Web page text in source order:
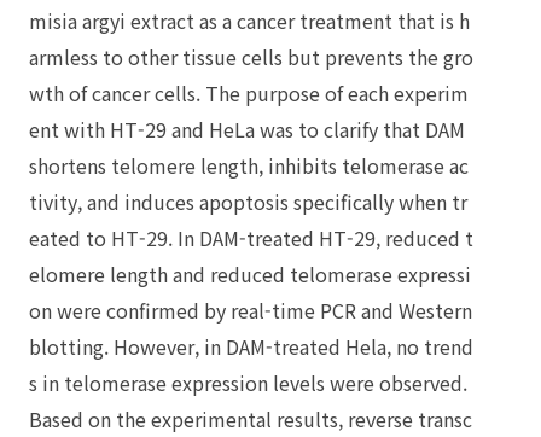
misia argyi extract as a cancer treatment that is h
armless to other tissue cells but prevents the gro
wth of cancer cells. The purpose of each experim
ent with HT-29 and HeLa was to clarify that DAM
shortens telomere length, inhibits telomerase ac
tivity, and induces apoptosis specifically when tr
eated to HT-29. In DAM-treated HT-29, reduced t
elomere length and reduced telomerase expressi
on were confirmed by real-time PCR and Western
blotting. However, in DAM-treated Hela, no trend
s in telomerase expression levels were observed.
Based on the experimental results, reverse transc